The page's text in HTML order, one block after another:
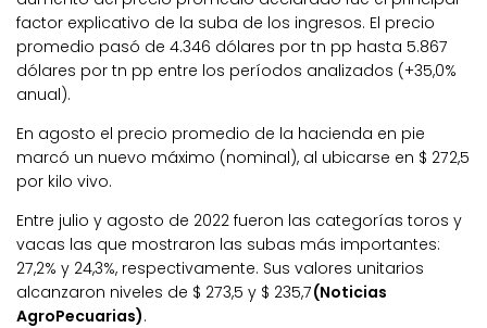
factor explicativo de la suba de los ingresos. El precio
promedio pasó de 4.346 dólares por tn pp hasta 5.867
dólares por tn pp entre los períodos analizados (+35,0%
anual).
En agosto el precio promedio de la hacienda en pie
marcó un nuevo máximo (nominal), al ubicarse en $ 272,5
por kilo vivo.
Entre julio y agosto de 2022 fueron las categorías toros y
vacas las que mostraron las subas más importantes:
27,2% y 24,3%, respectivamente. Sus valores unitarios
alcanzaron niveles de $ 273,5 y $ 235,7(Noticias
AgroPecuarias).